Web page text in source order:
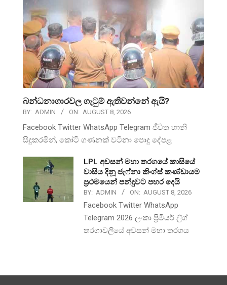
බන්ධනාගාරවල ගැටුම් ඇතිවන්නේ ඇයි?
BY: ADMIN ON: AUGUST 8, 2026
Facebook Twitter WhatsApp Telegram ජීවිත හානි
සිදුකරමින්, කෝටි ගණනක් වටිනා පොදු දේපළ
LPL අවසන් මහා තරගයේ කාසියේ
වාසිය දිනූ ජැෆ්නා කිංග්ස් කණ්ඩායම
ප්‍රථමයෙන් පන්දුවට පහර දෙයි
BY: ADMIN ON: AUGUST 8, 2026
Facebook Twitter WhatsApp
Telegram 2026 ලංකා ප්‍රිමීයර් ලීග්
තරගාවලියේ අවසන් මහා තරගය